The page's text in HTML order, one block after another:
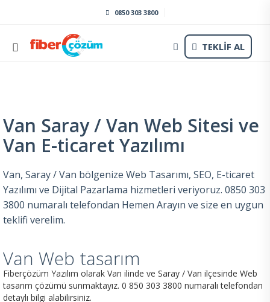
0850 303 3800
TEKLİF AL
Van Saray / Van Web Sitesi ve
Van E-ticaret Yazılımı
Van, Saray / Van bölgenize Web Tasarımı, SEO, E-ticaret
Yazılımı ve Dijital Pazarlama hizmetleri veriyoruz. 0850 303
3800 numaralı telefondan Hemen Arayın ve size en uygun
teklifi verelim.
Van Web tasarım
Fiberçözüm Yazılım olarak Van ilinde ve Saray / Van ilçesinde Web
tasarım çözümü sunmaktayız. 0 850 303 3800 numaralı telefondan
detaylı bilgi alabilirsiniz.